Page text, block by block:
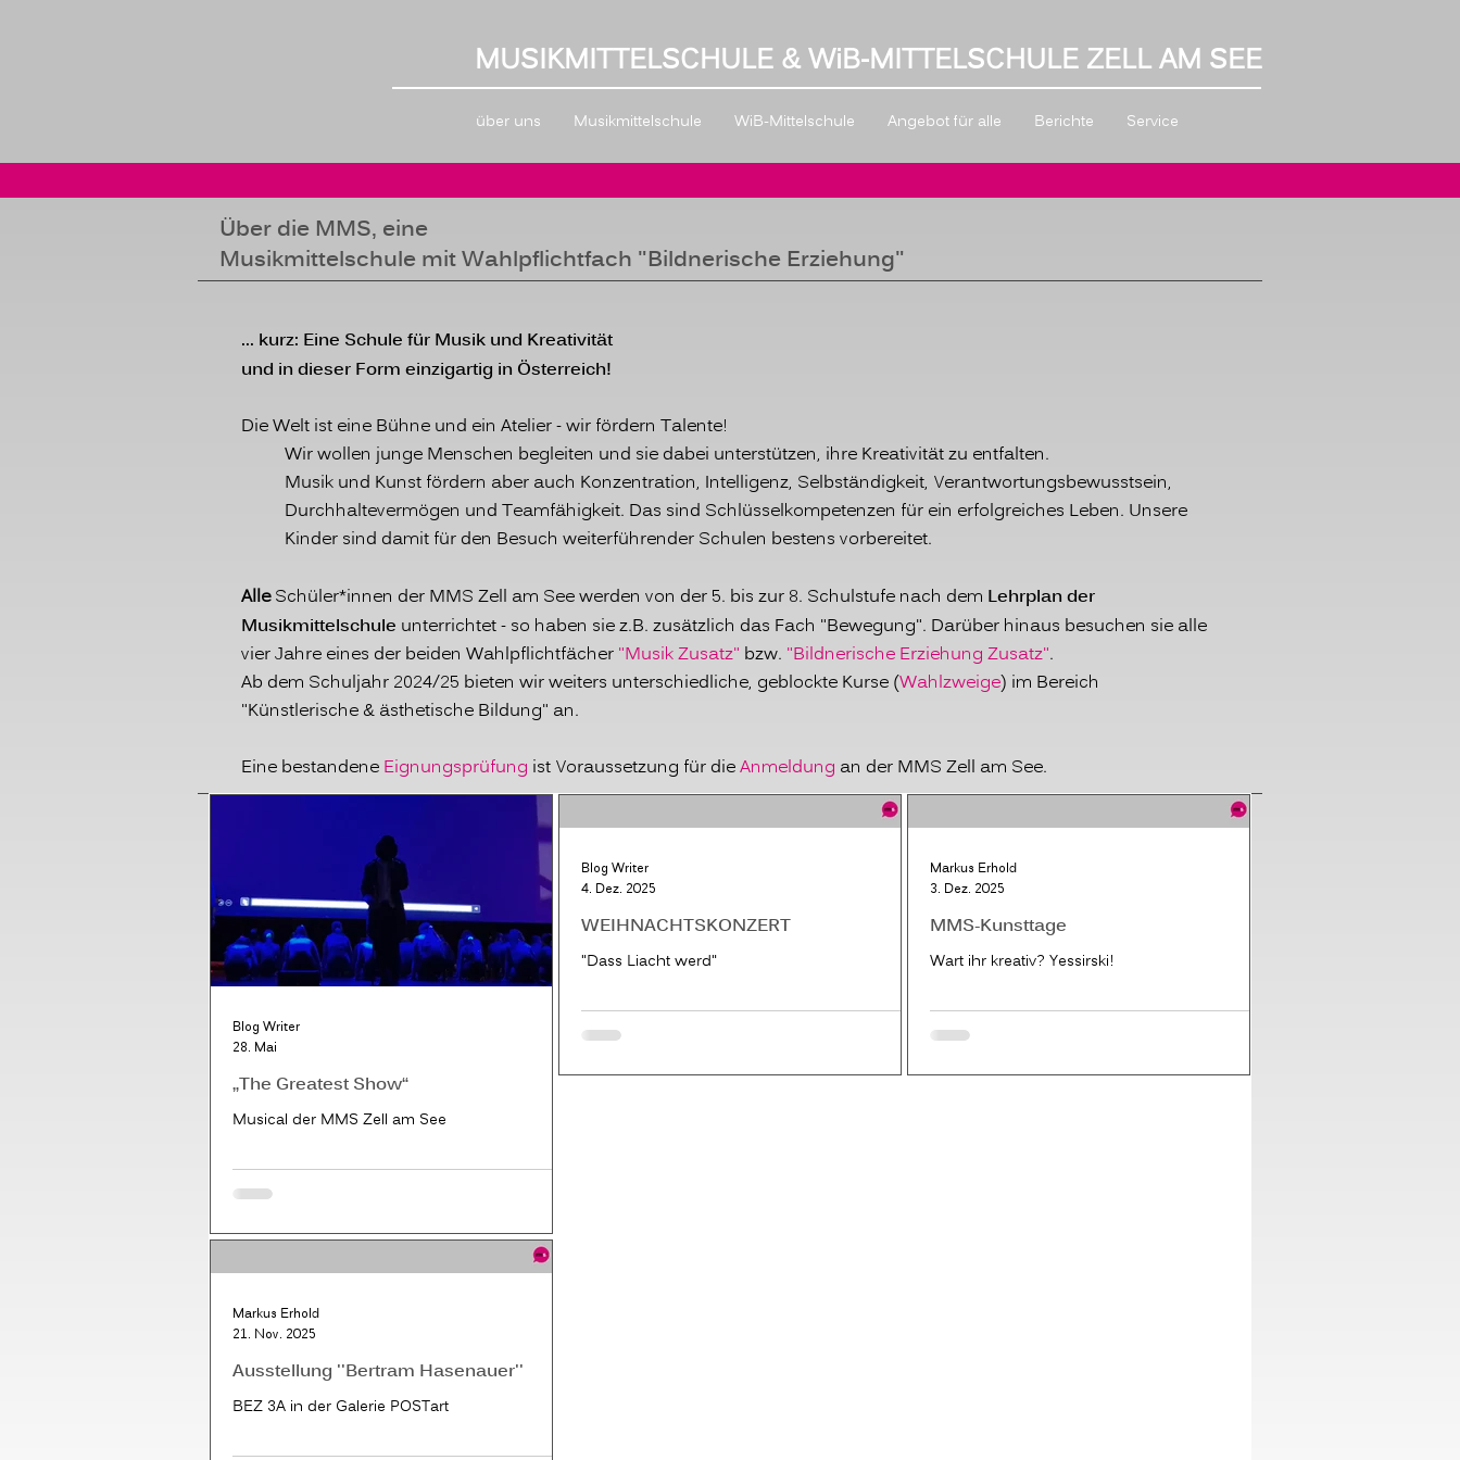
MUSIKMITTELSCHULE & WiB-MITTELSCHULE ZELL AM SEE
über uns Musikmittelschule WiB-Mittelschule Angebot für alle Berichte Service
Über die MMS, eine
Musikmittelschule mit Wahlpflichtfach "Bildnerische Erziehung"
... kurz: Eine Schule für Musik und Kreativität
und in dieser Form einzigartig in Österreich!
Die Welt ist eine Bühne und ein Atelier - wir fördern Talente!
Wir wollen junge Menschen begleiten und sie dabei unterstützen, ihre Kreativität zu entfalten.
Musik und Kunst fördern aber auch Konzentration, Intelligenz, Selbständigkeit, Verantwortungs­bewusstsein,
Durchhaltevermögen und Teamfähigkeit. Das sind Schlüsselkompetenzen für ein erfolgreiches Leben. Unsere
Kinder sind damit für den Besuch weiterführender Schulen bestens vorbereitet.
AlleSchüler*innen der MMS Zell am See werden von der 5. bis zur 8. Schulstufe nach dem Lehrplan der
Musikmittelschule unterrichtet - so haben sie z.B. zusätzlich das Fach "Bewegung". Darüber hinaus besuchen sie alle
vier Jahre eines der beiden Wahlpflichtfächer "Musik Zusatz" bzw. "Bildnerische Erziehung Zusatz".
Ab dem Schuljahr 2024/25 bieten wir weiters unterschiedliche, geblockte Kurse (Wahlzweige) im Bereich
"Künstlerische & ästhetische Bildung" an.
Eine bestandene Eignungsprüfung ist Voraussetzung für dieAnmeldung an der MMS Zell am See.
„The Greatest Show“
Musical der MMS Zell am See
Blog Writer
28. Mai
WEIHNACHTSKONZERT
"Dass Liacht werd"
Blog Writer
4. Dez. 2025
MMS-Kunsttage
Wart ihr kreativ? Yessirski!
Markus Erhold
3. Dez. 2025
Ausstellung ''Bertram Hasenauer''
BEZ 3A in der Galerie POSTart
Markus Erhold
21. Nov. 2025